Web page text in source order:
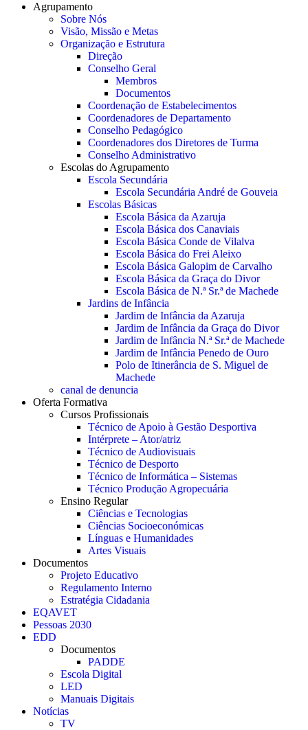
Agrupamento
Sobre Nós
Visão, Missão e Metas
Organização e Estrutura
Direção
Conselho Geral
Membros
Documentos
Coordenação de Estabelecimentos
Coordenadores de Departamento
Conselho Pedagógico
Coordenadores dos Diretores de Turma
Conselho Administrativo
Escolas do Agrupamento
Escola Secundária
Escola Secundária André de Gouveia
Escolas Básicas
Escola Básica da Azaruja
Escola Básica dos Canaviais
Escola Básica Conde de Vilalva
Escola Básica do Frei Aleixo
Escola Básica Galopim de Carvalho
Escola Básica da Graça do Divor
Escola Básica de N.ª Sr.ª de Machede
Jardins de Infância
Jardim de Infância da Azaruja
Jardim de Infância da Graça do Divor
Jardim de Infância N.ª Sr.ª de Machede
Jardim de Infância Penedo de Ouro
Polo de Itinerância de S. Miguel de
Machede
canal de denuncia
Oferta Formativa
Cursos Profissionais
Técnico de Apoio à Gestão Desportiva
Intérprete – Ator/atriz
Técnico de Audiovisuais
Técnico de Desporto
Técnico de Informática – Sistemas
Técnico Produção Agropecuária
Ensino Regular
Ciências e Tecnologias
Ciências Socioeconómicas
Línguas e Humanidades
Artes Visuais
Documentos
Projeto Educativo
Regulamento Interno
Estratégia Cidadania
EQAVET
Pessoas 2030
EDD
Documentos
PADDE
Escola Digital
LED
Manuais Digitais
Notícias
TV